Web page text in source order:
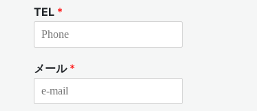
TEL *
メール *